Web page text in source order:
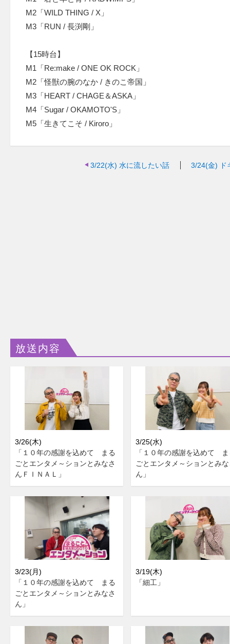
M2「WILD THING / X」
M3「RUN / 長渕剛」
【15時台】
M1「Re:make / ONE OK ROCK」
M2「怪獣の腕のなか / きのこ帝国」
M3「HEART / CHAGE＆ASKA」
M4「Sugar / OKAMOTO'S」
M5「生きてこそ / Kiroro」
3/22(水) 水に流したい話 3/24(金)
放送内容
3/26(木)
「１０年の感謝を込めて まる
ごとエンタメ～ションとみなさ
んＦＩＮＡＬ」
3/25(水)
「１０年の感謝を込めて
ごとエンタメ～ションとみ
ん」
3/23(月)
「１０年の感謝を込めて まる
ごとエンタメ～ションとみなさ
ん」
3/19(木)
「細工」